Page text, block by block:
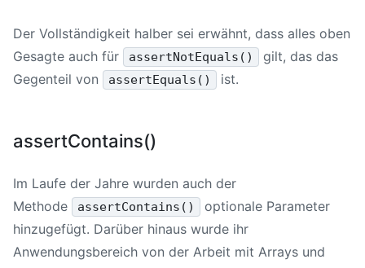
Der Vollständigkeit halber sei erwähnt, dass alles oben
Gesagte auch für
assertNotEquals()
gilt, das das
Gegenteil von
assertEquals() ist.
assertContains()
Im Laufe der Jahre wurden auch der
Methode
assertContains()
optionale Parameter
hinzugefügt. Darüber hinaus wurde ihr
Anwendungsbereich von der Arbeit mit Arrays und